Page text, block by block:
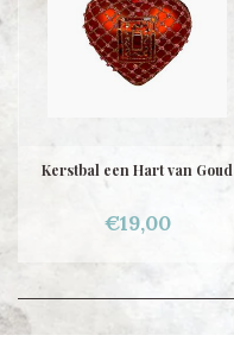
Kerstbal een Hart van Goud
€19,00